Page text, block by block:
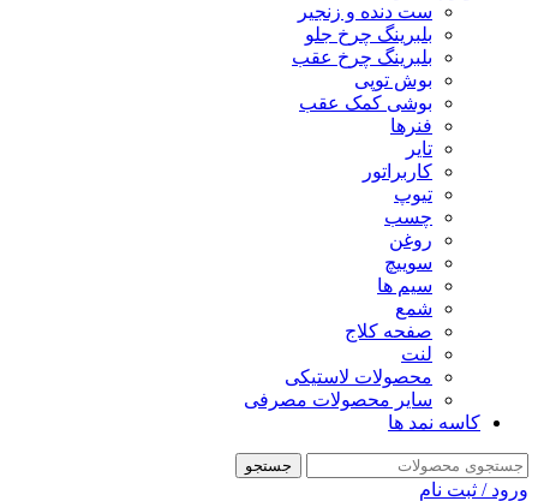
ست دنده و زنجیر
بلبرینگ چرخ جلو
بلبرینگ چرخ عقب
بوش توپی
بوشی کمک عقب
فنرها
تایر
کاربراتور
تیوپ
چسب
روغن
سوییچ
سیم ها
شمع
صفحه کلاج
لنت
محصولات لاستیکی
سایر محصولات مصرفی
کاسه نمد ها
جستجو
ورود / ثبت نام